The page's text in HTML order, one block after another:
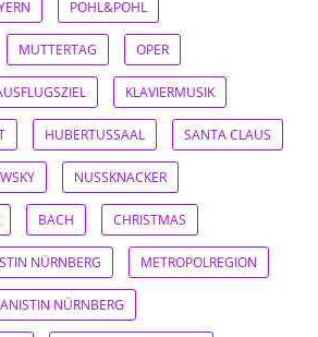
POHL&POHL
MUTTERTAG OPER
KLAVIERMUSIK
HUBERTUSSAAL SANTA CLAUS
NUSSKNACKER
BACH CHRISTMAS
NÜRNBERG METROPOLREGION
NÜRNBERG